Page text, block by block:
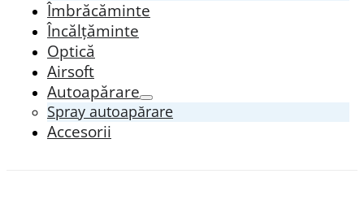
Îmbrăcăminte
Încălțăminte
Optică
Airsoft
Autoapărare
Spray autoapărare
Accesorii